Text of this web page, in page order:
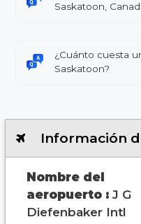
Saskatoon,
¿Cuánto cuesta
Saskatoon?
Información
Nombre del
aeropuerto : J G
Diefenbaker Intl